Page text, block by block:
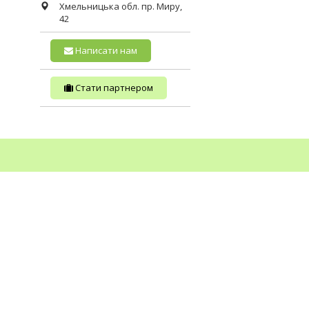
Хмельницька обл. пр. Миру,
42
Написати нам
Стати партнером